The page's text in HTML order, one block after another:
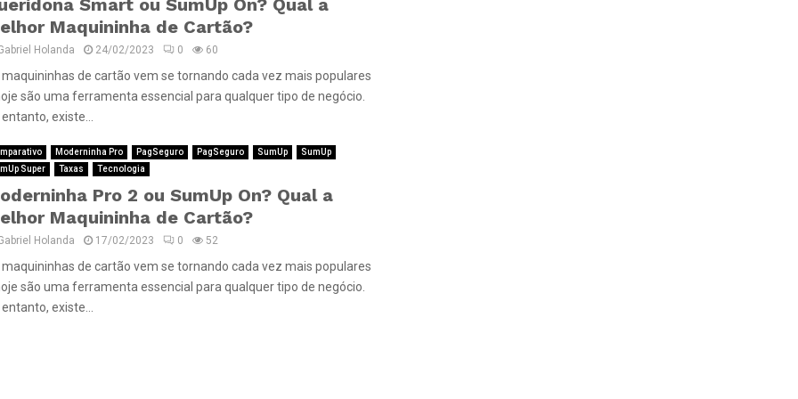
Smart ou SumUp On? Qual a
Maquininha de Cartão?
Holanda 24/02/2023 0 60
de cartão vem se tornando cada vez mais populares
são uma ferramenta essencial para qualquer tipo de negócio.
entanto, existe...
Moderninha Pro PagSeguro PagSeguro SumUp
SumUp
Super
Taxas Tecnologia
Pro 2 ou SumUp On? Qual a
Maquininha de Cartão?
Holanda 17/02/2023 0 52
de cartão vem se tornando cada vez mais populares
são uma ferramenta essencial para qualquer tipo de negócio.
entanto, existe...